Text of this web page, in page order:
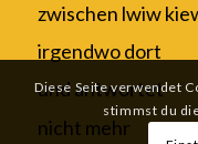
zwischen lwiw
irgendwo dort
und antwortet
nicht mehr
Diese Seite verwendet
stimmst du